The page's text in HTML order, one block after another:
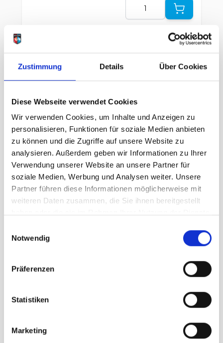
Zustimmung Details Über Cookies
Diese Webseite verwendet Cookies
Wir verwenden Cookies, um Inhalte und Anzeigen zu
personalisieren, Funktionen für soziale Medien anbieten
zu können und die Zugriffe auf unsere Website zu
analysieren. Außerdem geben wir Informationen zu Ihrer
Verwendung unserer Website an unsere Partner für
soziale Medien, Werbung und Analysen weiter. Unsere
Partner führen diese Informationen möglicherweise mit
weiteren Daten zusammen, die Sie ihnen bereitgestellt
Notwendig
Präferenzen
Statistiken
Marketing
Menge
Clicken, um das Karussell zu überspringen
Wir haben andere Produkte
gefunden, die Ihnen gefallen
könnten!
Ortovox 150 Cool Clean TS Herren